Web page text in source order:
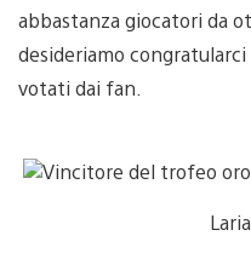
abbastanza giocatori da
desideriamo
votati dai fan.